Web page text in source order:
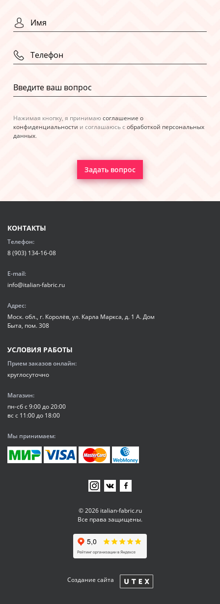
Нажимая кнопку, я принимаюсоглашение о
конфиденциальности и соглашаюсь с обработкой персональных
данных.
Задать вопрос
© 2026 italian-fabric.ru
Все права защищены.
Создание сайта
КОНТАКТЫ
Телефон:
8 (903) 134-16-08
E-mail:
info@italian-fabric.ru
Адрес:
Моск. обл., г. Королёв, ул. Карла Маркса, д. 1 А. Дом
Быта, пом. 308
УСЛОВИЯ РАБОТЫ
Прием заказов онлайн:
круглосуточно
Магазин:
пн-сб с 9:00 до 20:00
вс с 11:00 до 18:00
Мы принимаем: